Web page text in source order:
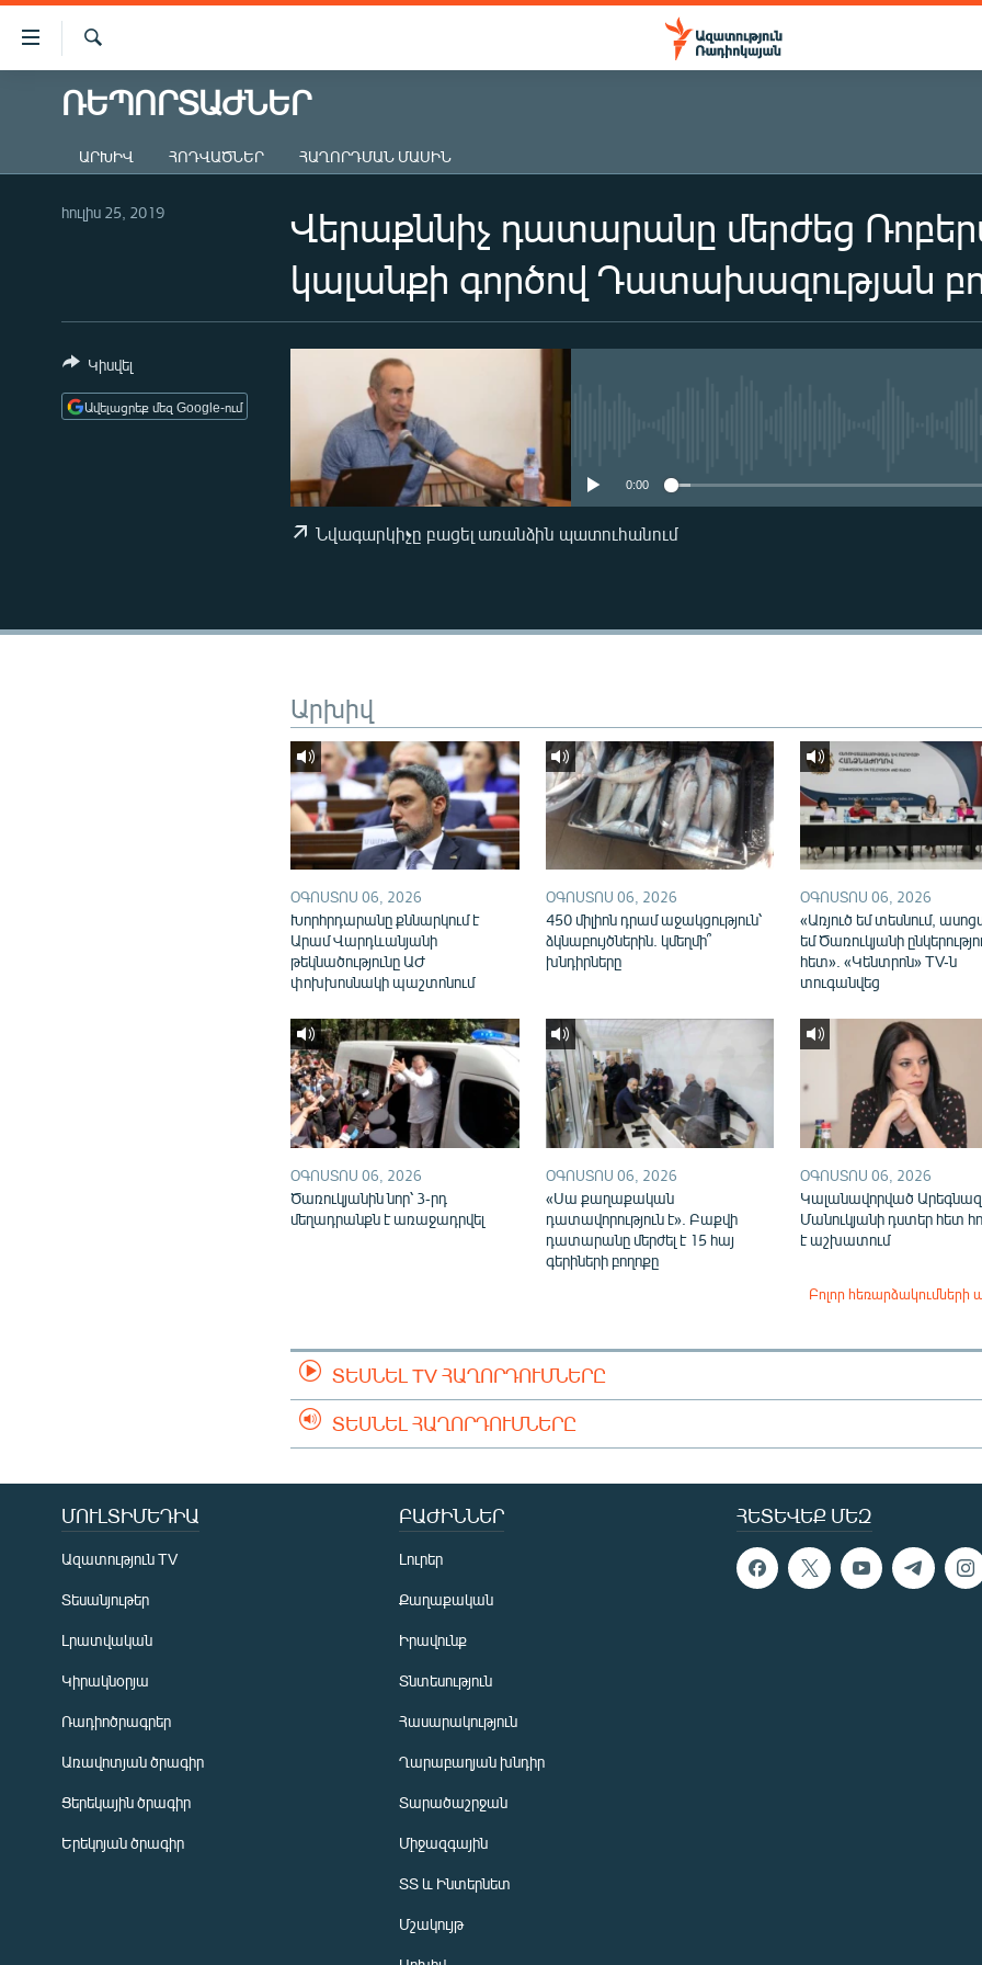
Մատչելիության
հղումներ
հիմնական
մենյուին
ԱԶԱՏՈՒԹՅՈՒՆ TV
ՔԱՂԱՔԱԿԱՆ
ԸՆՏՐՈՒԹՅՈՒՆՆԵՐ 2026
ՂԱՐԱԲԱՂ
ՊԱՏԵՐԱԶՄԻ 6 ՇԱԲԱԹՆԵՐԸ
ՌԵՊՈՐՏԱԺՆԵՐ
ԱՐԽԻՎ ՀՈԴՎԱԾՆԵՐ ՀԱՂՈՐԴՄԱՆ ՄԱՍԻՆ
Վերաքննիչ դատարանը մերժեց
կալանքի գործով Դատախազության
հուլիս 25, 2019
0:00
Նվագարկիչը բացել առանձին պատուհանում
Կիսվել
Ավելացրեք մեզ Google-ում
Արխիվ
ՕԳՈՍՏՈՍ 06, 2026
Խորհրդարանը քննարկում է
Արամ Վարդևանյանի
թեկնածությունը ԱԺ
փոխխոսնակի պաշտոնում
ՕԳՈՍՏՈՍ 06, 2026
450 միլիոն դրամ աջակցություն՝
ձկնաբույծներին. կմեղմի՞
խնդիրները
ՕԳՈՍՏՈՍ 06, 2026
«Առյուծ եմ տեսնում,
եմ Ծառուկյանի
հետ». «Կենտրոն» TV-ն
տուգանվեց
ՕԳՈՍՏՈՍ 06, 2026
Ծառուկյանին նոր՝ 3-րդ
մեղադրանքն է առաջադրվել
ՕԳՈՍՏՈՍ 06, 2026
«Սա քաղաքական
դատավորություն է». Բաքվի
դատարանը մերժել է 15 հայ
գերիների բողոքը
ՕԳՈՍՏՈՍ 06, 2026
Կալանավորված Արեգնազ
Մանուկյանի դստեր հետ
է աշխատում
Բոլոր հեռարձակումների
ՏԵՍՆԵԼ TV ՀԱՂՈՐԴՈՒՄՆԵՐԸ
ՏԵՍՆԵԼ ՀԱՂՈՐԴՈՒՄՆԵՐԸ
ՀԵՏԵՎԵՔ ՄԵԶ
ՄՈՒԼՏԻՄԵԴԻԱ
Ազատություն TV
Տեսանյութեր
Լրատվական
Կիրակնօրյա
Ռադիոծրագրեր
Առավոտյան ծրագիր
Ցերեկային ծրագիր
Երեկոյան ծրագիր
ԲԱԺԻՆՆԵՐ
Լուրեր
Քաղաքական
Իրավունք
Տնտեսություն
Հասարակություն
Ղարաբաղյան խնդիր
Տարածաշրջան
Միջազգային
ՏՏ և Ինտերնետ
Մշակույթ